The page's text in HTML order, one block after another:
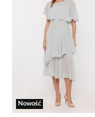
Nowość